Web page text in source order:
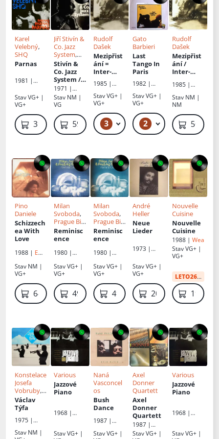
Karel
Velebný,
SHQ
Parnas
1981 |
Gramofono
vý klub
StavVG+ |
VG+
399 Kč
Jiří Stivín &
Co. Jazz
System,
Vladimír
Tomek
Stivín &
Co. Jazz
System /
Vladimír
Tomek S
Přáteli
1971 |
Panton
Stav NM |
VG
599 Kč
Rudolf
Dašek
Mezipřist
ání =
Inter-
Landing
1985 |
StavVG+ |
VG+
3 399 Kč
Gato
Barbieri
Last
Tango In
Paris
1982 |
StavVG+ |
VG+
2 500 Kč
Rudolf
Dašek
Mezipřist
ání /
Inter-
1985 |
Stav NM |
NM
500 Kč
Pino
Daniele
Schizzech
ea With
Love
1988 | EMI
Electrola
Stav NM |
VG+
649 Kč
Milan
Svoboda,
Prague Big
Band
Reminisc
ence
1980 |
StavVG+ |
VG+
499 Kč
Milan
Svoboda,
Prague Big
Band
Reminisc
ence
1980 |
StavVG+ |
VG+
499 Kč
André
Heller
Neue
Lieder
1973 |
StavVG+ |
VG+
200 Kč
Nouvelle
Cuisine
Nouvelle
Cuisine
1988 | Wea
StavVG+ |
VG+
LETO26
:40 Kč
199 Kč
Konstelace
Josefa
Vobruby,
Václav Týfa
Václav
Týfa
1975 |
Gramofono
Stav NM |
Various
Jazzové
Piano
1968 |
vý klub
StavVG+ |
Naná
Vasconcel
os
Bush
Dance
1987 |
New
StavVG+ |
Axel
Donner
Quartett
Axel
Donner
Quartett
1987 |
Amiga
StavVG+ |
Various
Jazzové
Piano
1968 |
vý klub
StavVG+ |